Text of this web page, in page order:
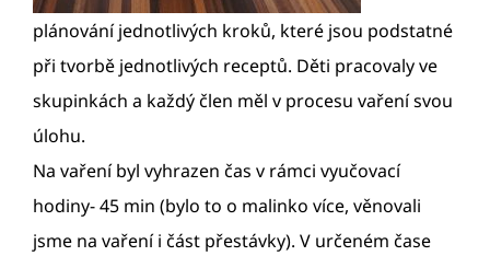
plánování jednotlivých kroků, které jsou podstatné
při tvorbě jednotlivých receptů. Děti pracovaly ve
skupinkách a každý člen měl v procesu vaření svou
úlohu.
Na vaření byl vyhrazen čas v rámci vyučovací
hodiny- 45 min (bylo to o malinko více, věnovali
jsme na vaření i část přestávky). V určeném čase